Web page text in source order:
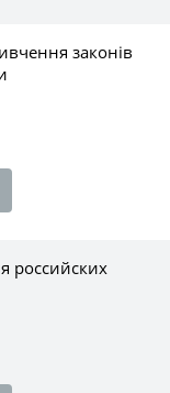
законів
российских